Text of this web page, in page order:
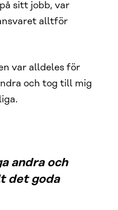
sitt jobb, var
alltför
var alldeles för
och tog till mig
andra och
det goda